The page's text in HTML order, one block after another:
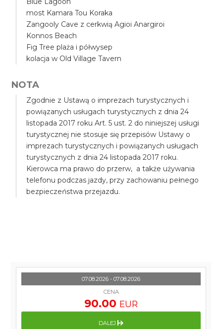
most Kamara Tou Koraka
Zangooly Cave z cerkwią Agioi Anargiroi
Konnos Beach
Fig Tree plaża i półwysep
kolacja w Old Village Tavern
NOTA
Zgodnie z Ustawą o imprezach turystycznych i
powiązanych usługach turystycznych z dnia 24
listopada 2017 roku Art. 5 ust. 2 do niniejszej usługi
turystycznej nie stosuje się przepisów Ustawy o
imprezach turystycznych i powiązanych usługach
turystycznych z dnia 24 listopada 2017 roku.
Kierowca ma prawo do przerw, a także używania
telefonu podczas jazdy, przy zachowaniu pełnego
bezpieczeństwa przejazdu.
07.08.2026 - 07.08.2026
CENA
90.00 EUR
DALEJ